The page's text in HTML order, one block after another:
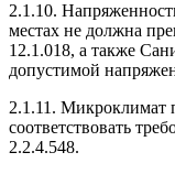
2.1.10.
местах не должна
12.1.018, а также
допустимой
2.1.11. Микроклимат
соответствовать
2.2.4.548.